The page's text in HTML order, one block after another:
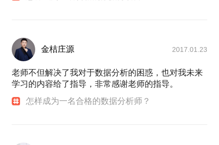
金桔庄源 2017.01.23
老师不但解决了我对于数据分析的困惑，也对我未来
学习的内容给了指导，非常感谢老师的指导。
怎样成为一名合格的数据分析师？